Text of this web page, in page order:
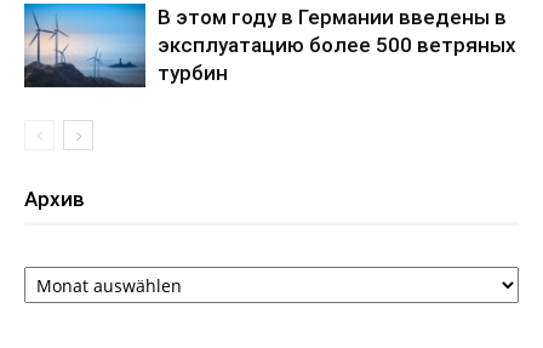
В этом году в Германии введены в
эксплуатацию более 500 ветряных
турбин
Архив
Архив